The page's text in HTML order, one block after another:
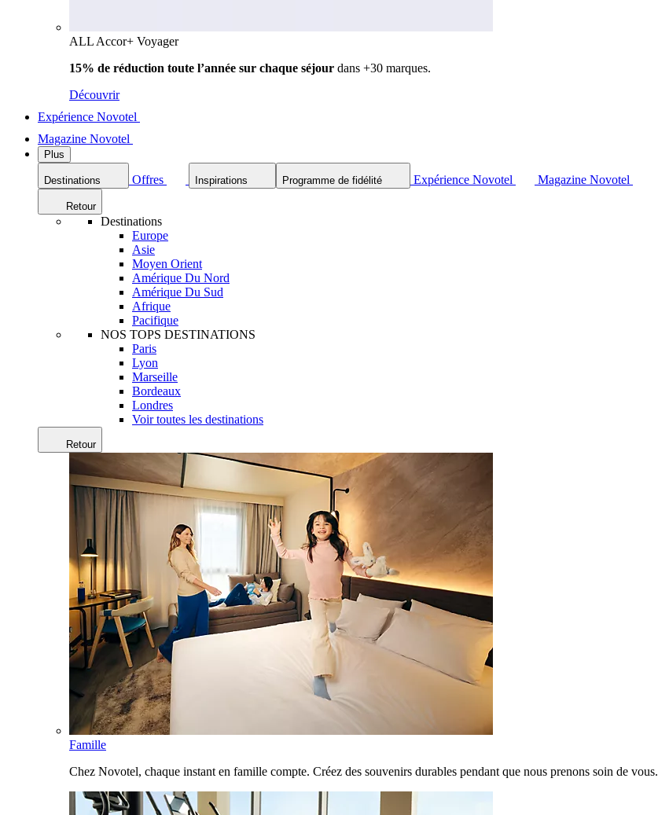
ALL Accor+ Voyager
15% de réduction toute l’année sur chaque séjour dans +30 marques.
Découvrir
Expérience Novotel
Magazine Novotel
Plus
Destinations Offres Inspirations Programme de fidélité Expérience Novotel Magazine Novotel
Retour
Destinations
Europe
Asie
Moyen Orient
Amérique Du Nord
Amérique Du Sud
Afrique
Pacifique
NOS TOPS DESTINATIONS
Paris
Lyon
Marseille
Bordeaux
Londres
Voir toutes les destinations
Retour
Famille
Chez Novotel, chaque instant en famille compte. Créez des souvenirs durables pendant que nous prenons soin de vous.